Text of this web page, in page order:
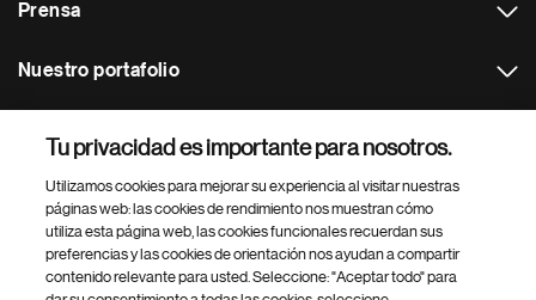
Prensa
Nuestro portafolio
Footer Site Search
Tu privacidad es importante para nosotros.
Utilizamos cookies para mejorar su experiencia al visitar nuestras
páginas web: las cookies de rendimiento nos muestran cómo
utiliza esta página web, las cookies funcionales recuerdan sus
preferencias y las cookies de orientación nos ayudan a compartir
contenido relevante para usted. Seleccione: "Aceptar todo" para